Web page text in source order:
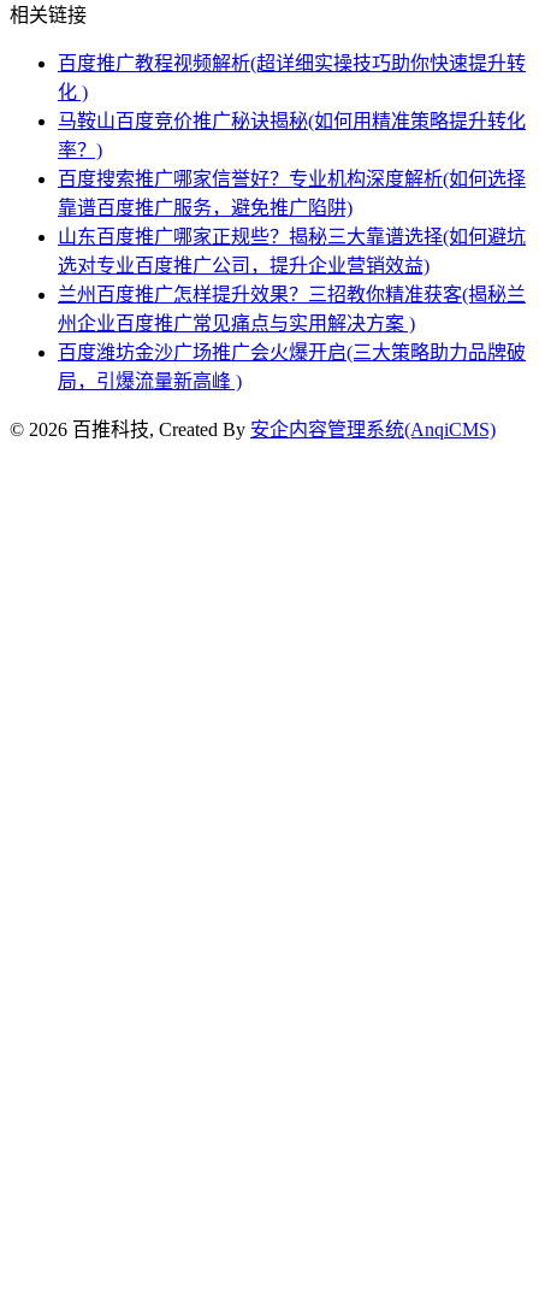
相关链接
百度推广教程视频解析(超详细实操技巧助你快速提升转
化 )
马鞍山百度竞价推广秘诀揭秘(如何用精准策略提升转化
率？)
百度搜索推广哪家信誉好？专业机构深度解析(如何选择
靠谱百度推广服务，避免推广陷阱)
山东百度推广哪家正规些？揭秘三大靠谱选择(如何避坑
选对专业百度推广公司，提升企业营销效益)
兰州百度推广怎样提升效果？三招教你精准获客(揭秘兰
州企业百度推广常见痛点与实用解决方案 )
百度潍坊金沙广场推广会火爆开启(三大策略助力品牌破
局，引爆流量新高峰 )
© 2026 百推科技, Created By 安企内容管理系统(AnqiCMS)